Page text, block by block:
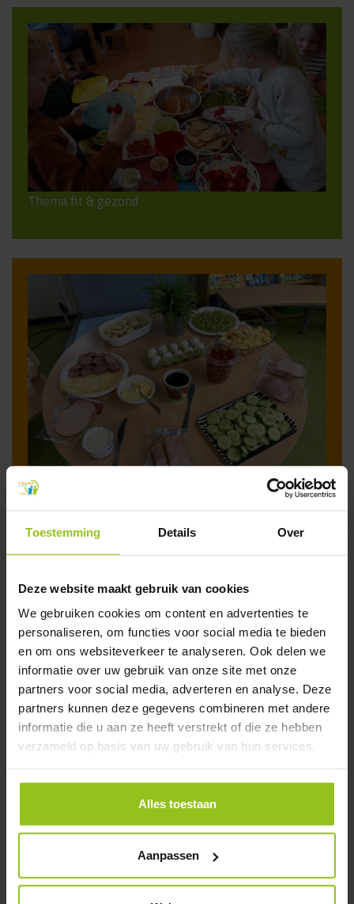
Toestemming Details Over
Deze website maakt gebruik van cookies
We gebruiken cookies om content en advertenties te
personaliseren, om functies voor social media te bieden
en om ons websiteverkeer te analyseren. Ook delen we
informatie over uw gebruik van onze site met onze
partners voor social media, adverteren en analyse. Deze
partners kunnen deze gegevens combineren met andere
informatie die u aan ze heeft verstrekt of die ze hebben
verzameld op basis van uw gebruik van hun services.
Alles toestaan
Aanpassen
Thema fit & gezond
Nu weten de kinderen wat een gezonde lunch is.